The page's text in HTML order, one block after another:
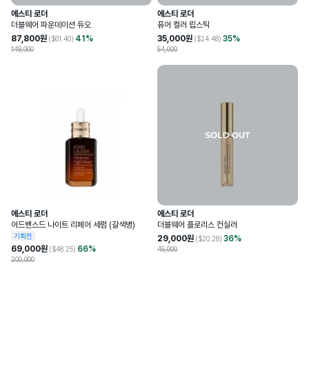
에스티 로더
더블웨어 파운데이션 듀오
87,800원 ($61.40) 41 %
149,000
에스티 로더
퓨어 컬러 립스틱
35,000원 ($24.48) 35%
54,000
에스티 로더
어드밴스드 나이트 리페어 세럼 (갈색병)
기획전
69,000원 ($48.25) 66%
200,000
에스티 로더
더블웨어 플로리스 컨실러
29,000원 ($20.28) 36%
45,000